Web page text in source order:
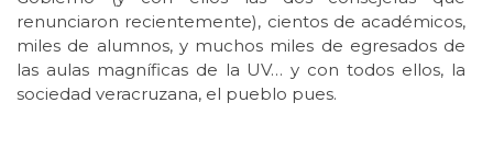
renunciaron recientemente), cientos de académicos,
miles de alumnos, y muchos miles de egresados de
las aulas magníficas de la UV… y con todos ellos, la
sociedad veracruzana, el pueblo pues.